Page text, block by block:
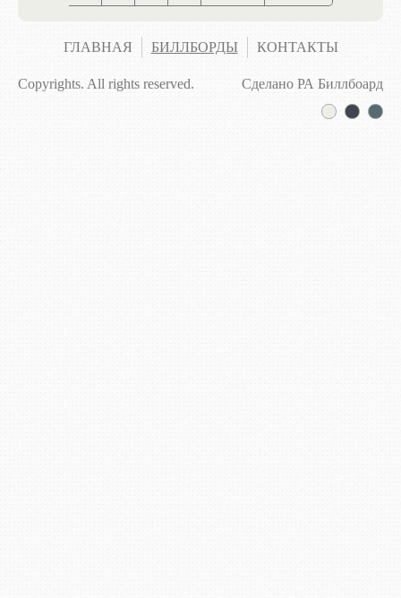
ГЛАВНАЯ БИЛЛБОРДЫ КОНТАКТЫ
Copyrights. All rights reserved. Сделано РА Биллбоард